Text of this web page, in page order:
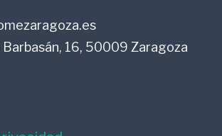
Barbasán, 16, 50009 Zaragoza